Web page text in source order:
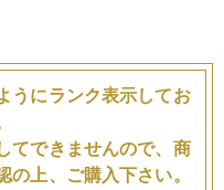
うにランク表示してお
てできませんので、商
上、ご購入下さい。